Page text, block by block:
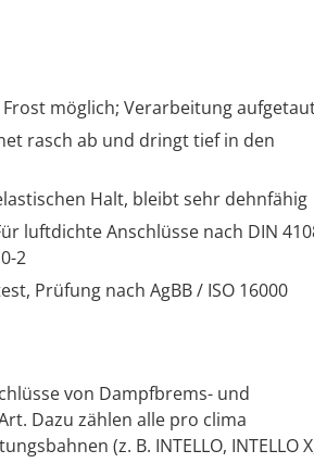
möglich; Verarbeitung
rasch ab und dringt tief in den
Halt, bleibt sehr dehnfähig
luftdichte Anschlüsse nach DIN
2
Prüfung nach AgBB / ISO 16000
von Dampfbrems- und
Dazu zählen alle pro clima
(z. B. INTELLO, INTELLO